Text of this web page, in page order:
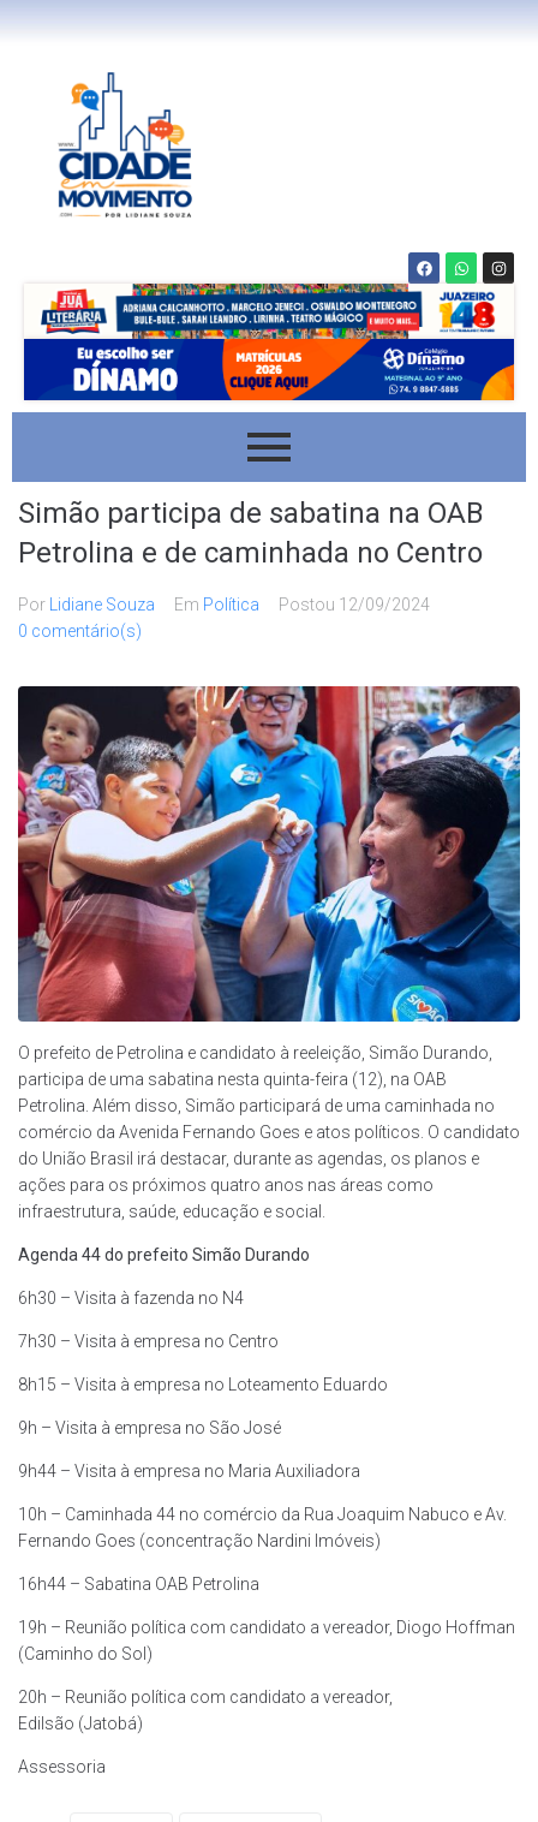
Simão participa de sabatina na OAB
Petrolina e de caminhada no Centro
Por Lidiane Souza Em Política Postou 12/09/2024
0 comentário(s)
O prefeito de Petrolina e candidato à reeleição, Simão Durando,
participa de uma sabatina nesta quinta-feira (12), na OAB
Petrolina. Além disso, Simão participará de uma caminhada no
comércio da Avenida Fernando Goes e atos políticos. O candidato
do União Brasil irá destacar, durante as agendas, os planos e
ações para os próximos quatro anos nas áreas como
infraestrutura, saúde, educação e social.
Agenda 44 do prefeito Simão Durando
6h30 – Visita à fazenda no N4
7h30 – Visita à empresa no Centro
8h15 – Visita à empresa no Loteamento Eduardo
9h – Visita à empresa no São José
9h44 – Visita à empresa no Maria Auxiliadora
10h – Caminhada 44 no comércio da Rua Joaquim Nabuco e Av.
Fernando Goes (concentração Nardini Imóveis)
16h44 – Sabatina OAB Petrolina
19h – Reunião política com candidato a vereador, Diogo Hoffman
(Caminho do Sol)
20h – Reunião política com candidato a vereador,
Edilsão (Jatobá)
Assessoria